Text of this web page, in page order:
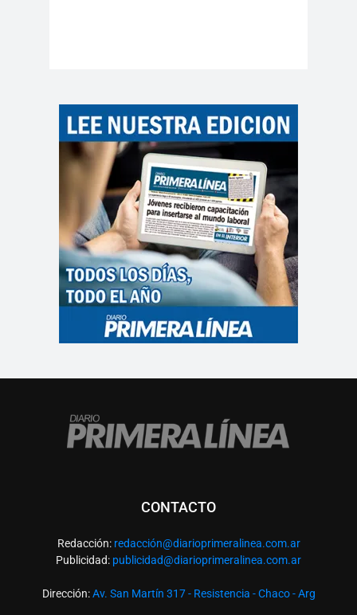
CONTACTO
Redacción: redacción@diarioprimeralinea.com.ar
Publicidad: publicidad@diarioprimeralinea.com.ar
Dirección:Av. San Martín 317 - Resistencia - Chaco - Arg